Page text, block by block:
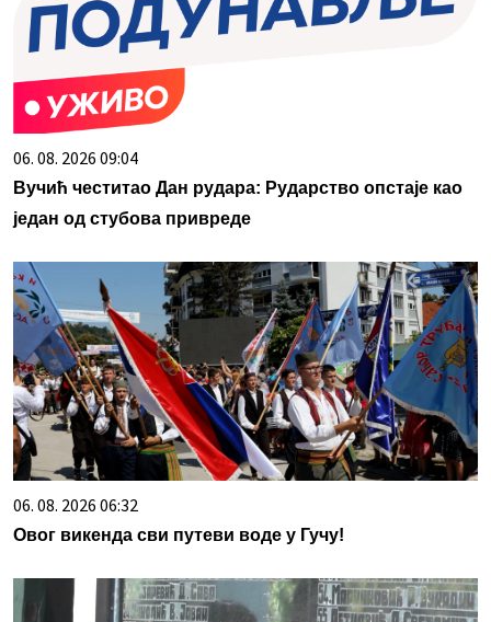
06. 08. 2026 09:04
Вучић честитао Дан рудара: Рударство опстаје као
један од стубова привреде
06. 08. 2026 06:32
Овог викенда сви путеви воде у Гучу!